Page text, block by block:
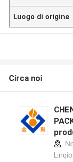
Luogo di origine
Circa noi